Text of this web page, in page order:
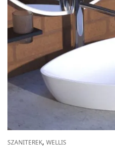
SZANITEREK, WELLIS